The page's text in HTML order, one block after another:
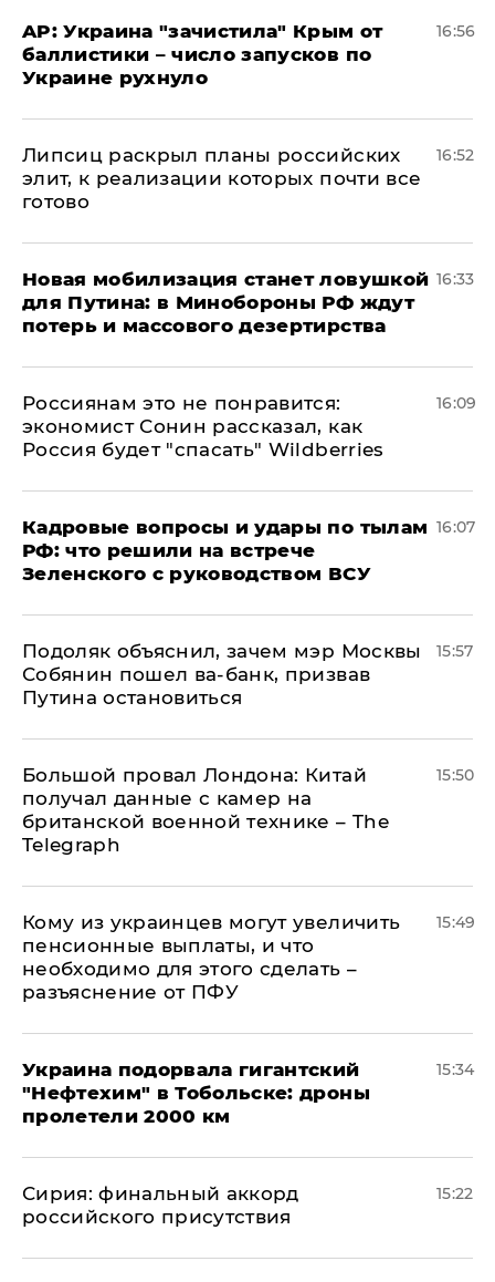
AP: Украина "зачистила" Крым от
баллистики – число запусков по
Украине рухнуло
16:56
Липсиц раскрыл планы российских
элит, к реализации которых почти все
готово
16:52
​Новая мобилизация станет ловушкой
для Путина: в Минобороны РФ ждут
потерь и массового дезертирства
16:33
Россиянам это не понравится:
экономист Сонин рассказал, как
Россия будет "спасать" Wildberries
16:09
Кадровые вопросы и удары по тылам
РФ: что решили на встрече
Зеленского с руководством ВСУ
16:07
Подоляк объяснил, зачем мэр Москвы
Собянин пошел ва-банк, призвав
Путина остановиться
15:57
Большой провал Лондона: Китай
получал данные с камер на
британской военной технике – The
Telegraph
15:50
Кому из украинцев могут увеличить
пенсионные выплаты, и что
необходимо для этого сделать –
разъяснение от ПФУ
15:49
Украина подорвала гигантский
"Нефтехим" в Тобольске: дроны
пролетели 2000 км
15:34
​Сирия: финальный аккорд
российского присутствия
15:22